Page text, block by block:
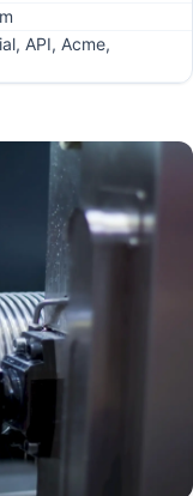
API, Acme,